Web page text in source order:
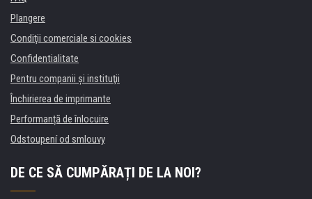
Plangere
Condiţii comerciale si cookies
Confidentialitate
Pentru companii și instituţii
Închirierea de imprimante
Performanță de înlocuire
Odstoupení od smlouvy
DE CE SĂ CUMPĂRAȚI DE LA NOI?